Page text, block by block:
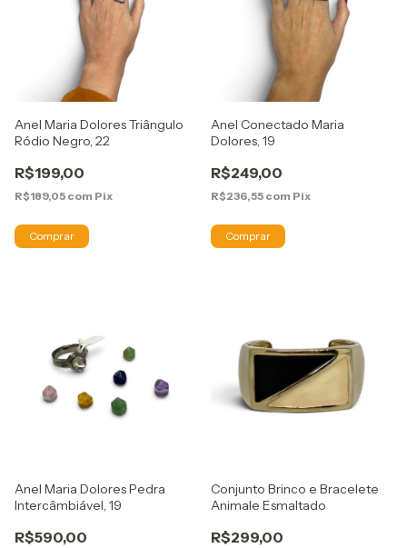
Anel Maria Dolores Triângulo
Ródio Negro, 22
R$199,00
R$189,05 com Pix
Anel Conectado Maria
Dolores, 19
R$249,00
R$236,55 com Pix
Anel Maria Dolores Pedra
Intercâmbiável, 19
R$590,00
Conjunto Brinco e Bracelete
Animale Esmaltado
R$299,00